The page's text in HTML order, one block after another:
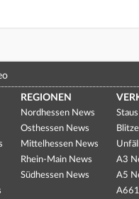
REGIONEN
Nordhessen News
Osthessen News
Mittelhessen News
Rhein-Main News
Südhessen News
A3
A5